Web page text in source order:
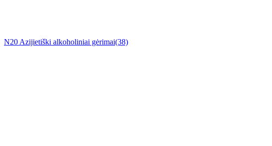
N20 Azijietiški alkoholiniai gėrimai(38)